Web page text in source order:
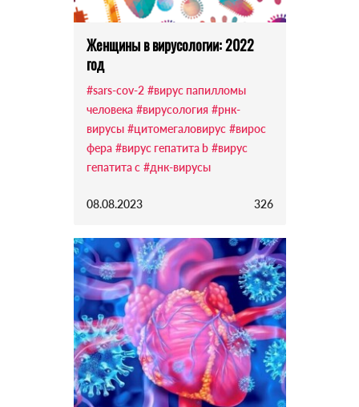
Женщины в вирусологии: 2022
год
#sars-cov-2 #вирус папилломы
человека #вирусология #рнк-
вирусы #цитомегаловирус #вирос
фера #вирус гепатита b #вирус
гепатита c #днк-вирусы
08.08.2023 326